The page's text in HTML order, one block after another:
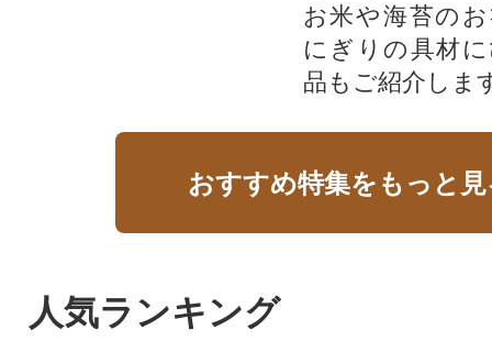
お米や海苔の
にぎりの具材
品もご紹介しま
おすすめ特集をもっと
人気ランキング